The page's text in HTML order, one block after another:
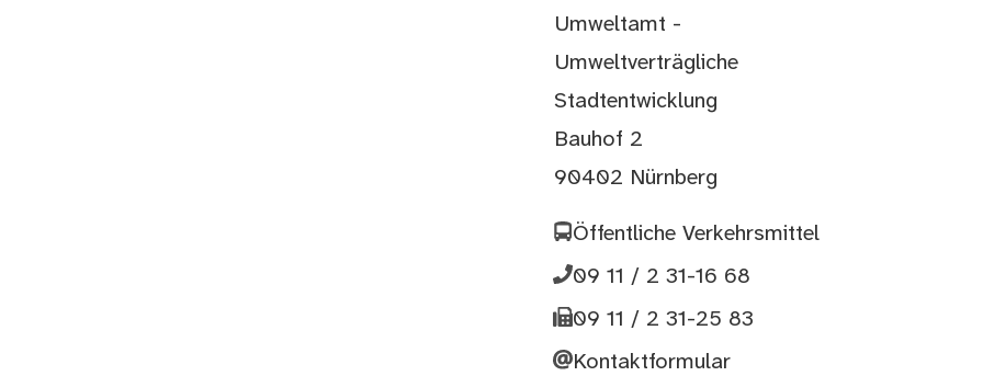
Umweltamt -
Umweltverträgliche
Stadtentwicklung
Bauhof 2
90402 Nürnberg
Öffentliche Verkehrsmittel
09 11 / 2 31-16 68
09 11 / 2 31-25 83
Kontaktformular